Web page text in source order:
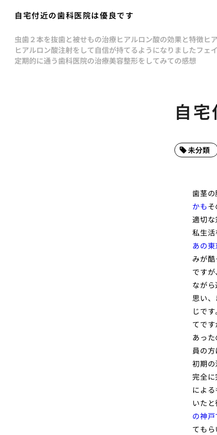
自宅付近の歯科医院は優良です
虫歯２本を抜歯と被せもの治療ヒアルロン酸の効果と特徴ヒ
ヒアルロン酸注射をして自信が持てるようになりましたフェ
定期的に通う歯科医院の治療美容整形をしてみての感想
自
未分類
歯茎の
かも
適切
私生活
あの
みが
です
なが
思い
じです
てで
あっ
員の
初期の
完全
によ
いた
の神
ても